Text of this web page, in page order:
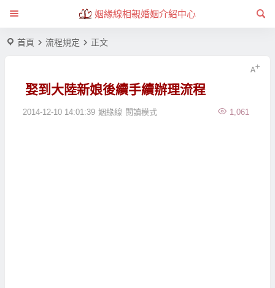
姻緣線相親婚姻介紹中心
首頁 流程規定 正文
娶到大陸新娘後續手續辦理流程
2014-12-10 14:01:39 姻緣線 1,061
閱讀模式